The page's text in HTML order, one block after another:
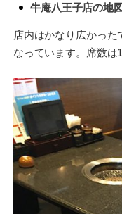
牛庵八王子店の地図
店内はかなり広かった
なっています。席数は